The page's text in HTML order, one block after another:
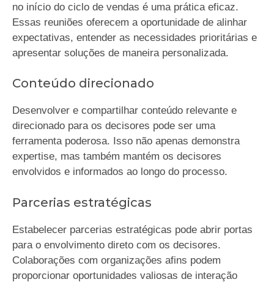
no início do ciclo de vendas é uma prática eficaz.
Essas reuniões oferecem a oportunidade de alinhar
expectativas, entender as necessidades prioritárias e
apresentar soluções de maneira personalizada.
Conteúdo direcionado
Desenvolver e compartilhar conteúdo relevante e
direcionado para os decisores pode ser uma
ferramenta poderosa. Isso não apenas demonstra
expertise, mas também mantém os decisores
envolvidos e informados ao longo do processo.
Parcerias estratégicas
Estabelecer parcerias estratégicas pode abrir portas
para o envolvimento direto com os decisores.
Colaborações com organizações afins podem
proporcionar oportunidades valiosas de interação